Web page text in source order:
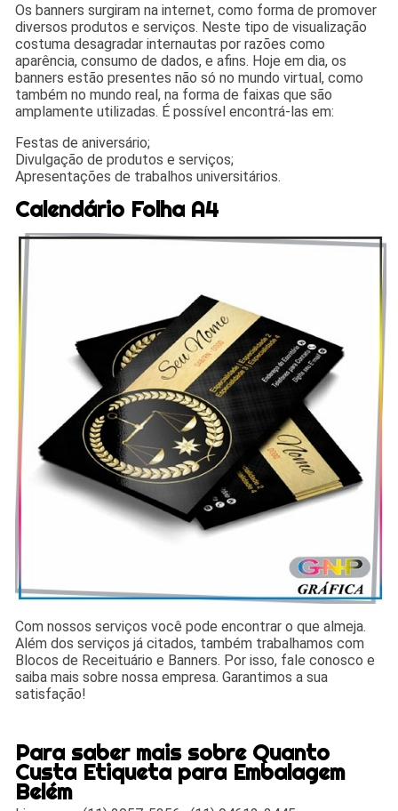
Os banners surgiram na internet, como forma de promover
diversos produtos e serviços. Neste tipo de visualização
costuma desagradar internautas por razões como
aparência, consumo de dados, e afins. Hoje em dia, os
banners estão presentes não só no mundo virtual, como
também no mundo real, na forma de faixas que são
amplamente utilizadas. É possível encontrá-las em:
Festas de aniversário;
Divulgação de produtos e serviços;
Apresentações de trabalhos universitários.
Calendário Folha A4
Com nossos serviços você pode encontrar o que almeja.
Além dos serviços já citados, também trabalhamos com
Blocos de Receituário e Banners. Por isso, fale conosco e
saiba mais sobre nossa empresa. Garantimos a sua
satisfação!
Para saber mais sobre Quanto
Custa Etiqueta para Embalagem
Belém